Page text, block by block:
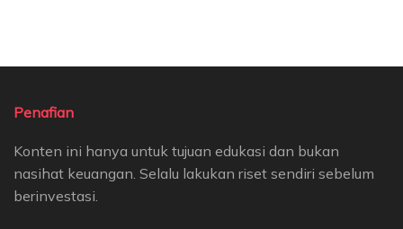
Penafian
Konten ini hanya untuk tujuan edukasi dan bukan
nasihat keuangan. Selalu lakukan riset sendiri sebelum
berinvestasi.